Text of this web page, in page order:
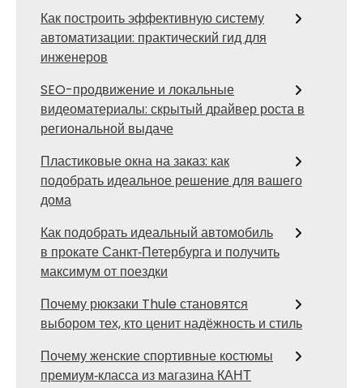
Как построить эффективную систему
автоматизации: практический гид для
инженеров
SEO-продвижение и локальные
видеоматериалы: скрытый драйвер роста в
региональной выдаче
Пластиковые окна на заказ: как
подобрать идеальное решение для вашего
дома
Как подобрать идеальный автомобиль
в прокате Санкт‑Петербурга и получить
максимум от поездки
Почему рюкзаки Thule становятся
выбором тех, кто ценит надёжность и стиль
Почему женские спортивные костюмы
премиум‑класса из магазина КАНТ